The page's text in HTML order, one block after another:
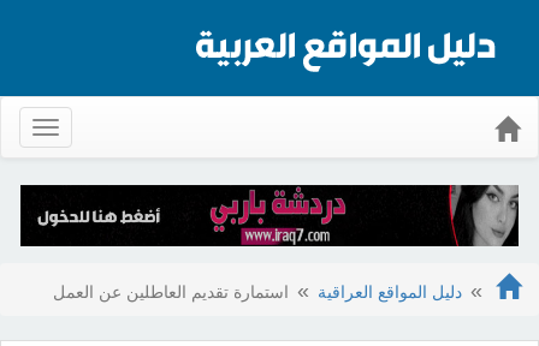
دليل المواقع العراقية استمارة تقديم العاطلين عن العمل